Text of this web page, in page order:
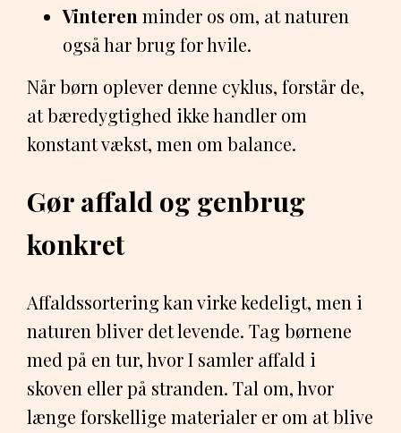
Vinteren minder os om, at naturen
også har brug for hvile.
Når børn oplever denne cyklus, forstår de,
at bæredygtighed ikke handler om
konstant vækst, men om balance.
Gør affald og genbrug
konkret
Affaldssortering kan virke kedeligt, men i
naturen bliver det levende. Tag børnene
med på en tur, hvor I samler affald i
skoven eller på stranden. Tal om, hvor
længe forskellige materialer er om at blive